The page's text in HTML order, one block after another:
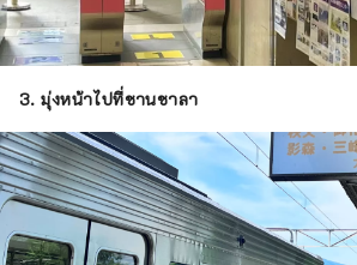
3. มุ่งหน้าไปที่ชานชาลา